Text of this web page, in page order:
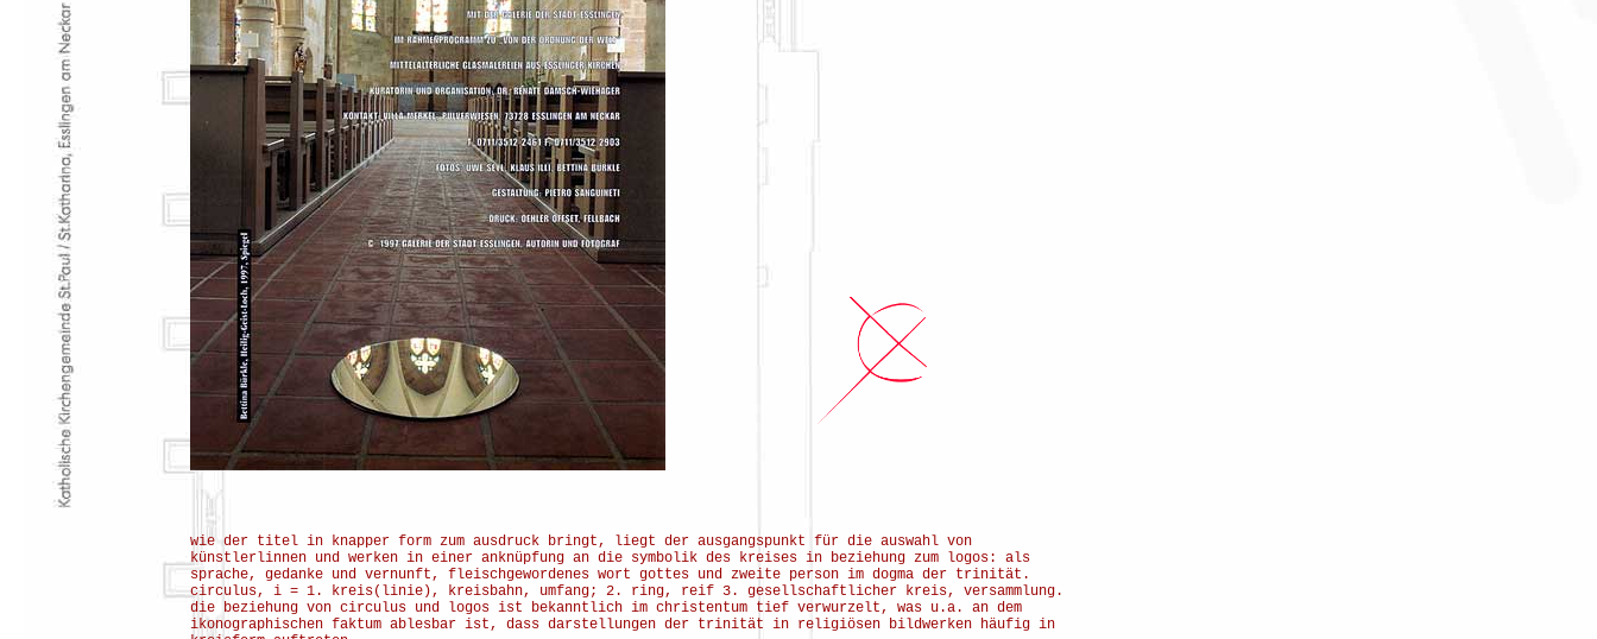
wie der titel in knapper form zum ausdruck bringt, liegt der ausgangspunkt für die auswahl von
künstlerlinnen und werken in einer anknüpfung an die symbolik des kreises in beziehung zum logos: als
sprache, gedanke und vernunft, fleischgewordenes wort gottes und zweite person im dogma der trinität.
circulus, i = 1. kreis(linie), kreisbahn, umfang; 2. ring, reif 3. gesellschaftlicher kreis, versammlung.
die beziehung von circulus und logos ist bekanntlich im christentum tief verwurzelt, was u.a. an dem
ikonographischen faktum ablesbar ist, dass darstellungen der trinität in religiösen bildwerken häufig in